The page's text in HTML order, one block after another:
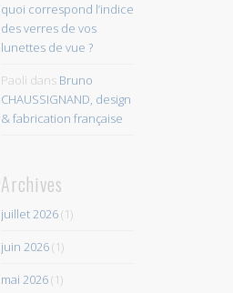
quoi correspond l’indice
des verres de vos
lunettes de vue ?
Paoli dans Bruno
CHAUSSIGNAND, design
& fabrication française
Archives
juillet 2026(1)
juin 2026(1)
mai 2026(1)